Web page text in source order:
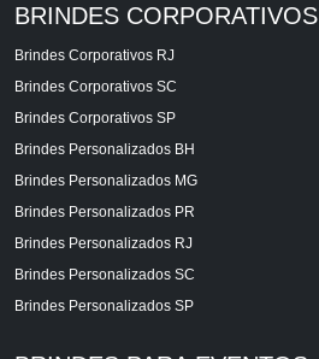
BRINDES CORPORATIVOS
Brindes Corporativos RJ
Brindes Corporativos SC
Brindes Corporativos SP
Brindes Personalizados BH
Brindes Personalizados MG
Brindes Personalizados PR
Brindes Personalizados RJ
Brindes Personalizados SC
Brindes Personalizados SP